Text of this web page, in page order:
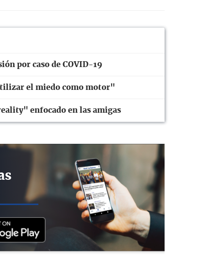
por caso de COVID-19
el miedo como motor"
enfocado en las amigas